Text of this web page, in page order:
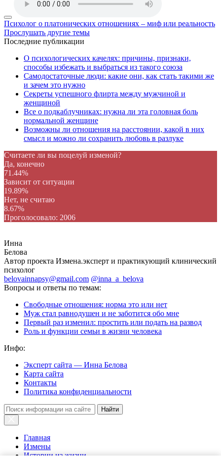
Психолог о платонических отношениях – миф или реальность
Прослушать другие темы
Последние публикации
О психологических качелях: причины, признаки,
способы избежать и выбраться из такого союза
Самодостаточные люди: какие они, как стать такими же
и зачем это нужно
Секреты успешного флирта между мужчиной и
женщиной
Все о подкаблучниках: нужна ли эта головная боль
нормальной женщине
Возможны ли отношения на расстоянии, какой в них
смысл и можно ли сохранить любовь в разлуке
Считаете ли вы поцелуй изменой?
Да, конечно
71.44%
Зависит от ситуации
19.89%
Нет, не считаю
8.67%
Проголосовало: 2006
Инна
Белова
Автор проекта Измена.эксперт и практикующий клинический
психолог
belovainnapsy@gmail.com @inna_a_belova
Вопросы и ответы по темам:
Свободные отношения: норма это или нет
Муж стал равнодушен и не заботится обо мне
Первый раз изменил: простить или подать на развод
Роль и функции семьи в жизни человека
Инфо:
Эксперт сайта — Инна Белова
Карта сайта
Контакты
Политика конфиденциальности
Найти
Главная
Измены
Истории из жизни